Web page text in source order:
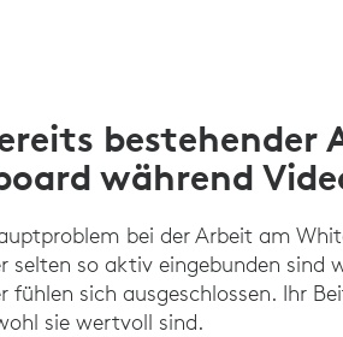
bestehender
während
bei der Arbeit am
selten so aktiv eingebunden sind
fühlen sich ausgeschlossen. Ihr
sie wertvoll sind.